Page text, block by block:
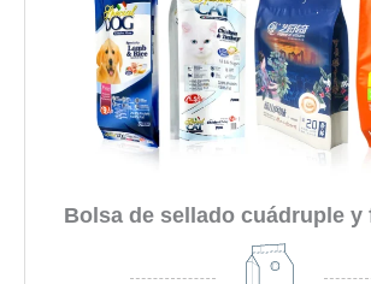
Bolsa de sellado cuádruple y